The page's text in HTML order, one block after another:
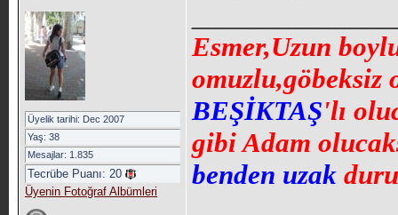
Üyelik tarihi: Dec 2007
Yaş: 38
Mesajlar: 1.835
Tecrübe Puanı: 20
Üyenin Fotoğraf Albümleri
Esmer,Uzun
omuzlu,göbeksiz
BEŞİKTAŞ'lı
gibi Adam
benden uzak